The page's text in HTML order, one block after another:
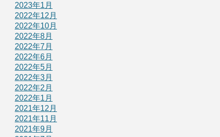
2023年1月
2022年12月
2022年10月
2022年8月
2022年7月
2022年6月
2022年5月
2022年3月
2022年2月
2022年1月
2021年12月
2021年11月
2021年9月